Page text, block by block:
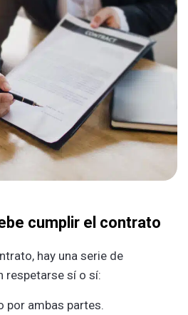
cumplir el contrato
hay una serie de
respetarse sí o sí:
por ambas partes.